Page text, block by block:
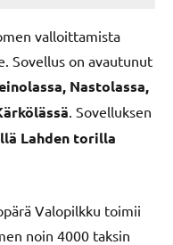
valloittamista
Sovellus on avautunut
Nastolassa,
. Sovelluksen
Lahden torilla
Valopilkku toimii
noin 4000 taksin